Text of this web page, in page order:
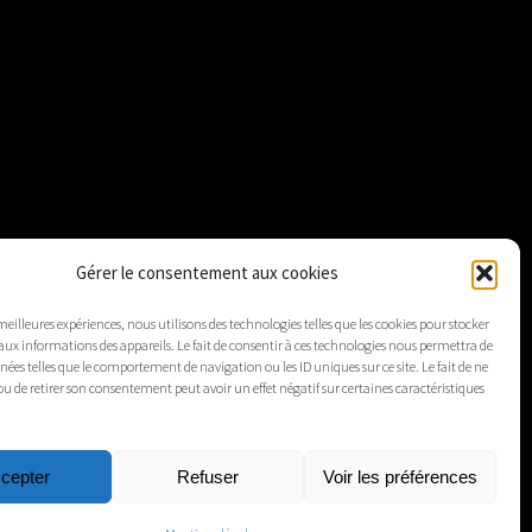
Gérer le consentement aux cookies
expériences, nous utilisons des technologies telles que les cookies pour stocker
informations des appareils. Le fait de consentir à ces technologies nous permettra de
telles que le comportement de navigation ou les ID uniques sur ce site. Le fait de ne
de retirer son consentement peut avoir un effet négatif sur certaines caractéristiques
Refuser Voir les préférences